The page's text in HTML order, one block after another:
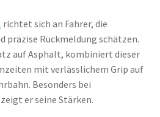
richtet sich an Fahrer, die
präzise Rückmeldung schätzen.
auf Asphalt, kombiniert dieser
mit verlässlichem Grip auf
Besonders bei
er seine Stärken.